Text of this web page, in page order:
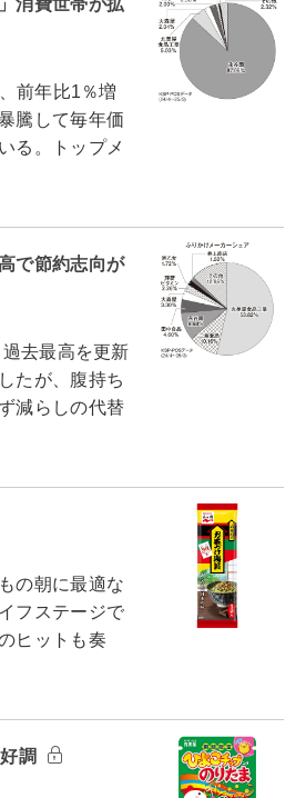
消費世帯が拡
前年比1％増
騰して毎年価
る。トップメ
で節約志向が
去最高を更新
たが、腹持ち
減らしの代替
の朝に最適な
フステージで
ヒットも奏
調